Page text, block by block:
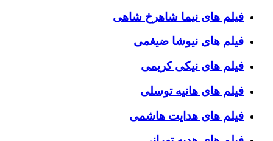
فیلم های نیما شاهرخ شاهی
فیلم های نیوشا ضیغمی
فیلم های نیکی کریمی
فیلم های هانیه توسلی
فیلم های هدایت هاشمی